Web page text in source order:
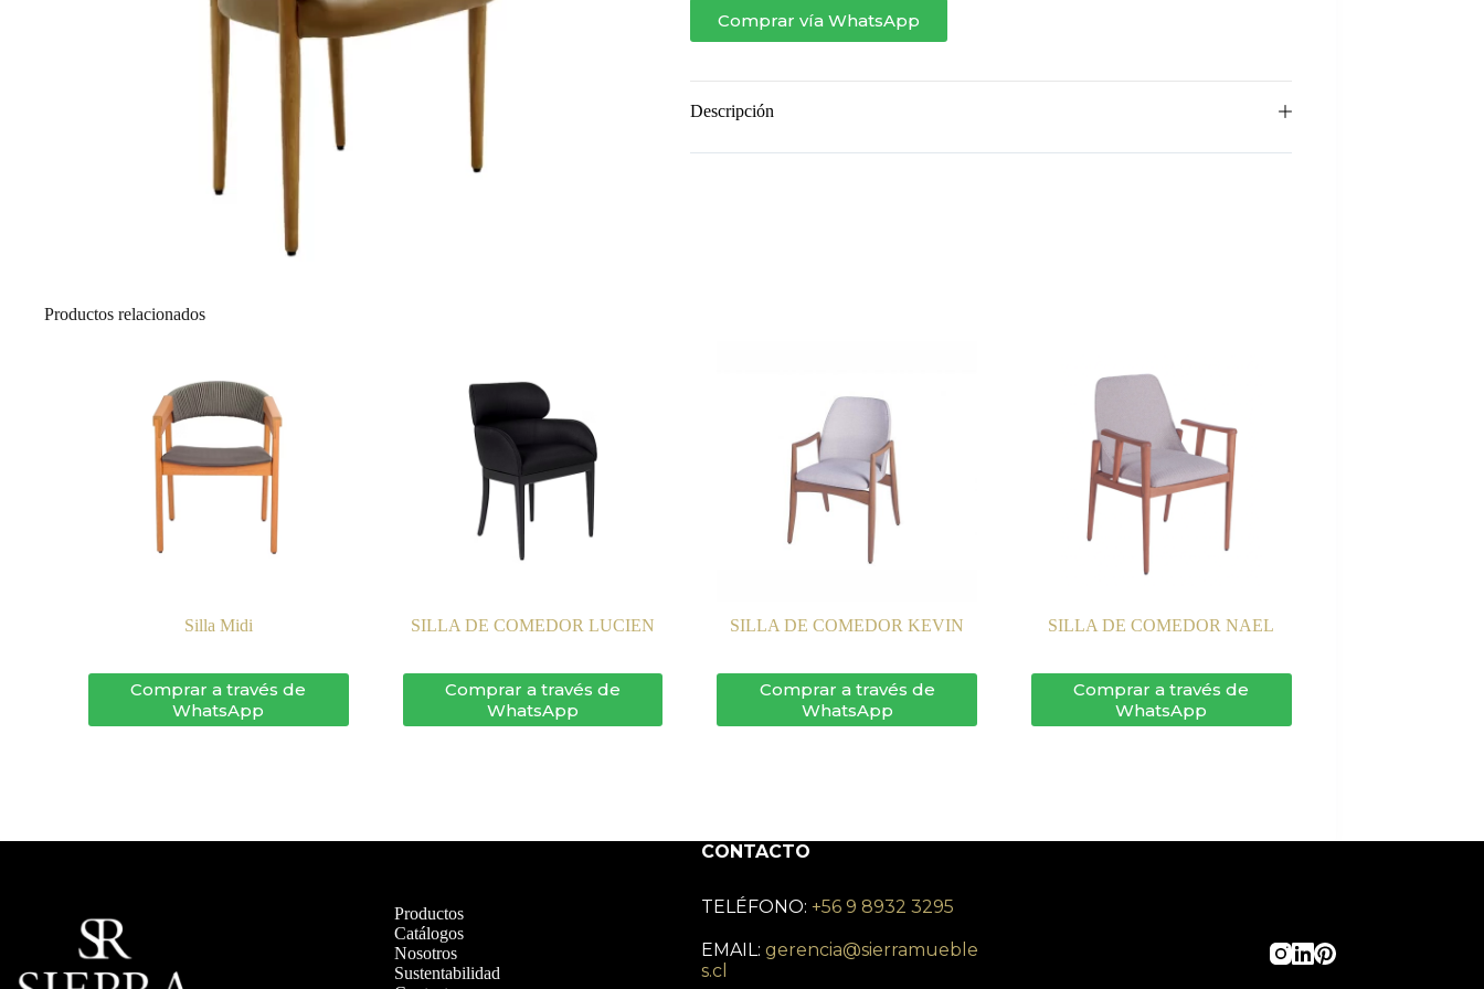
Comprar vía WhatsApp
Descripción
Productos relacionados
Silla Midi
Comprar a través de
WhatsApp
SILLA DE COMEDOR LUCIEN
Comprar a través de
WhatsApp
SILLA DE COMEDOR KEVIN
Comprar a través de
WhatsApp
SILLA DE COMEDOR NAEL
Comprar a través de
WhatsApp
Productos
Catálogos
Nosotros
Sustentabilidad
CONTACTO
TELÉFONO: +56 9 8932 3295
EMAIL: gerencia@sierramueble
s.cl